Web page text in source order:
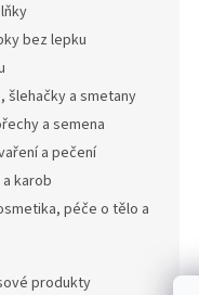
bez lepku
šlehačky a smetany
a semena
a pečení
karob
péče o tělo a
produkty